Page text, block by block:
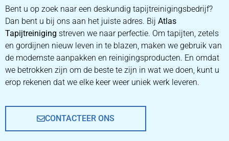
ZETEL REINIGEN DOOR
PROFESSIONALS
PRIJZEN
Bent u op zoek naar een deskundig tapijtreinigingsbedrijf?
Dan bent u bij ons aan het juiste adres. Bij Atlas
Tapijtreiniging streven we naar perfectie. Om tapijten, zetels
en gordijnen nieuw leven in te blazen, maken we gebruik van
de modernste aanpakken en reinigingsproducten. En omdat
we betrokken zijn om de beste te zijn in wat we doen, kunt u
erop rekenen dat we elke keer weer uniek werk leveren.
CONTACTEER ONS